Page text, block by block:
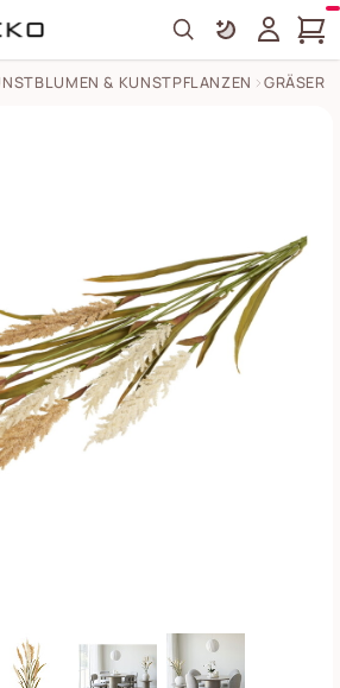
Search
& KUNSTPFLANZEN GRÄSER